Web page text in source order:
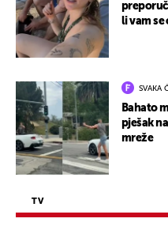
li vam se
SVAKA
Bahato
pješak
mreže
TV